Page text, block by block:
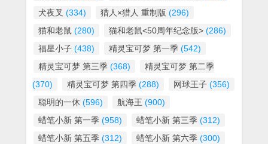
犬夜叉 (334) 猎人×猎人 重制版 (296)
猫和老鼠 (280) 猫和老鼠<50周年纪念版> (286)
福星小子 (438) 精灵宝可梦 第一季 (542)
精灵宝可梦 第三季 (368)
精灵宝可梦 第二季
(370)
精灵宝可梦 第四季 (288) 网球王子 (356)
聪明的一休 (596) 航海王 (900)
蜡笔小新 第一季 (958) 蜡笔小新 第三季 (312)
蜡笔小新 第五季 (312) 蜡笔小新 第六季 (300)